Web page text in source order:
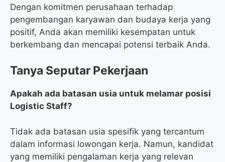
Dengan komitmen perusahaan terhadap
pengembangan karyawan dan budaya kerja yang
positif, Anda akan memiliki kesempatan untuk
berkembang dan mencapai potensi terbaik Anda.
Tanya Seputar Pekerjaan
Apakah ada batasan usia untuk melamar posisi
Logistic Staff?
Tidak ada batasan usia spesifik yang tercantum
dalam informasi lowongan kerja. Namun, kandidat
yang memiliki pengalaman kerja yang relevan